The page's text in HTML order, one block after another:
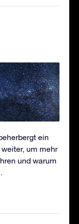
ein
um mehr
und warum